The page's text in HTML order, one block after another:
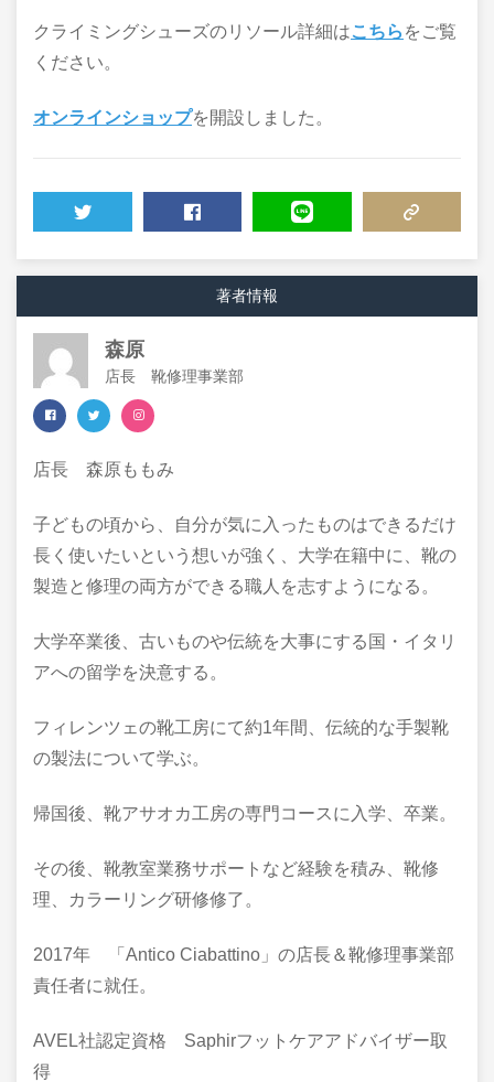
クライミングシューズのリソール詳細はこちら をご覧
ください。
オンラインショップを開設しました。
著者情報
森原
店長 靴修理事業部
店長 森原ももみ
子どもの頃から、自分が気に入ったものはできるだけ
長く使いたいという想いが強く、大学在籍中に、靴の
製造と修理の両方ができる職人を志すようになる。
大学卒業後、古いものや伝統を大事にする国・イタリ
アへの留学を決意する。
フィレンツェの靴工房にて約1年間、伝統的な手製靴
の製法について学ぶ。
帰国後、靴アサオカ工房の専門コースに入学、卒業。
その後、靴教室業務サポートなど経験を積み、靴修
理、カラーリング研修修了。
2017年 「Antico Ciabattino」の店長＆靴修理事業部
責任者に就任。
AVEL社認定資格 Saphirフットケアアドバイザー取
得